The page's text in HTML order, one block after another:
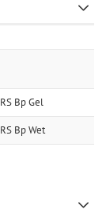
Bp Gel
Bp Wet